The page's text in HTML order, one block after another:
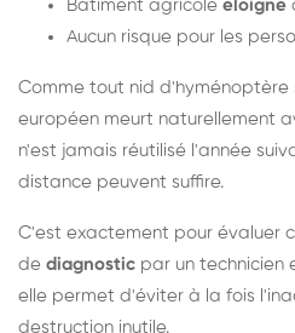
Bâtiment agricole éloigné
Aucun risque pour les
Comme tout nid d'hyménoptère
européen meurt naturellement
n'est jamais réutilisé l'année
distance peuvent suffire.
C'est exactement pour évaluer
de diagnostic par un technicien
elle permet d'éviter à la fois
destruction inutile.